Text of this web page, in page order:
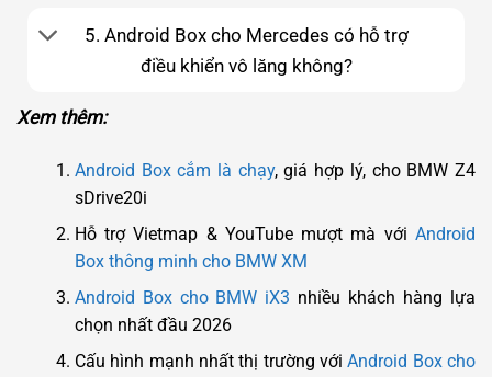
5. Android Box cho Mercedes có hỗ trợ
điều khiển vô lăng không?
Xem thêm:
Android Box cắm là chạy, giá hợp lý, cho BMW Z4
sDrive20i
Hỗ trợ Vietmap & YouTube mượt mà với Android
Box thông minh cho BMW XM
Android Box cho BMW iX3 nhiều khách hàng lựa
chọn nhất đầu 2026
Cấu hình mạnh nhất thị trường vớiAndroid Box cho